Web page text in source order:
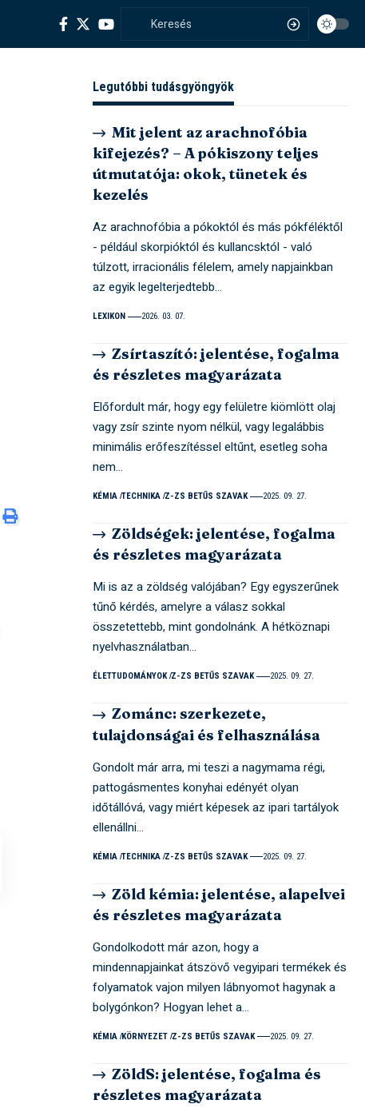
Legutóbbi tudásgyöngyök
Mit jelent az arachnofóbia
kifejezés? – A pókiszony teljes
útmutatója: okok, tünetek és
kezelés
Az arachnofóbia a pókoktól és más pókféléktől
- például skorpióktól és kullancsktól - való
túlzott, irracionális félelem, amely napjainkban
az egyik legelterjedtebb…
LEXIKON 2026. 03. 07.
Zsírtaszító: jelentése, fogalma
és részletes magyarázata
Előfordult már, hogy egy felületre kiömlött olaj
vagy zsír szinte nyom nélkül, vagy legalábbis
minimális erőfeszítéssel eltűnt, esetleg soha
nem…
KÉMIA TECHNIKA Z-ZS BETŰS SZAVAK 2025. 09. 27.
Zöldségek: jelentése, fogalma
és részletes magyarázata
Mi is az a zöldség valójában? Egy egyszerűnek
tűnő kérdés, amelyre a válasz sokkal
összetettebb, mint gondolnánk. A hétköznapi
nyelvhasználatban…
ÉLETTUDOMÁNYOK Z-ZS BETŰS SZAVAK 2025. 09. 27.
Zománc: szerkezete,
tulajdonságai és felhasználása
Gondolt már arra, mi teszi a nagymama régi,
pattogásmentes konyhai edényét olyan
időtállóvá, vagy miért képesek az ipari tartályok
ellenállni…
KÉMIA TECHNIKA Z-ZS BETŰS SZAVAK 2025. 09. 27.
Zöld kémia: jelentése, alapelvei
és részletes magyarázata
Gondolkodott már azon, hogy a
mindennapjainkat átszövő vegyipari termékek és
folyamatok vajon milyen lábnyomot hagynak a
bolygónkon? Hogyan lehet a…
KÉMIA KÖRNYEZET Z-ZS BETŰS SZAVAK 2025. 09. 27.
ZöldS: jelentése, fogalma és
részletes magyarázata